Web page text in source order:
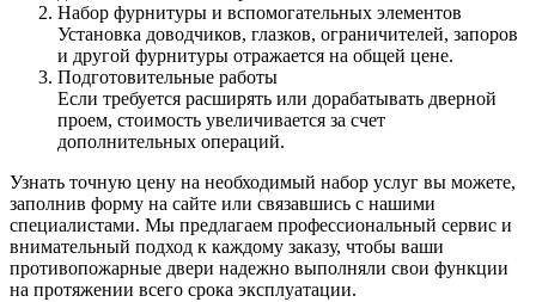
Набор фурнитуры и вспомогательных элементов
Установка доводчиков, глазков, ограничителей, запоров
и другой фурнитуры отражается на общей цене.
Подготовительные работы
Если требуется расширять или дорабатывать дверной
проем, стоимость увеличивается за счет
дополнительных операций.
Узнать точную цену на необходимый набор услуг вы можете,
заполнив форму на сайте или связавшись с нашими
специалистами. Мы предлагаем профессиональный сервис и
внимательный подход к каждому заказу, чтобы ваши
противопожарные двери надежно выполняли свои функции
на протяжении всего срока эксплуатации.